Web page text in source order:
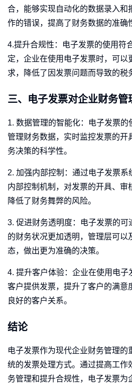
合，能够实现自动化的数据录入和
作的错误，提高了财务数据的准确
4.提升合规性：电子发票的使用符
定，企业在使用电子发票时，可以
求，降低了因发票问题而导致的税
三、电子发票对企业财务管
1. 数据管理的智能化：电子发票
管理财务数据，实时监控发票的开
务决策的科学性。
2. 加强内部控制：通过电子发票系
内部控制机制，对发票的开具、审
降低了财务舞弊的风险。
3. 促进财务透明度：电子发票的可
的财务状况更加透明，管理层可以
态，做出更为准确的决策。
4. 提升客户体验：企业在使用电子
客户提供发票，提升了客户的满意
良好的客户关系。
结论
电子发票作为现代企业财务管理的
统的发票处理方式。通过提高工作
务管理和提升合规性，电子发票为